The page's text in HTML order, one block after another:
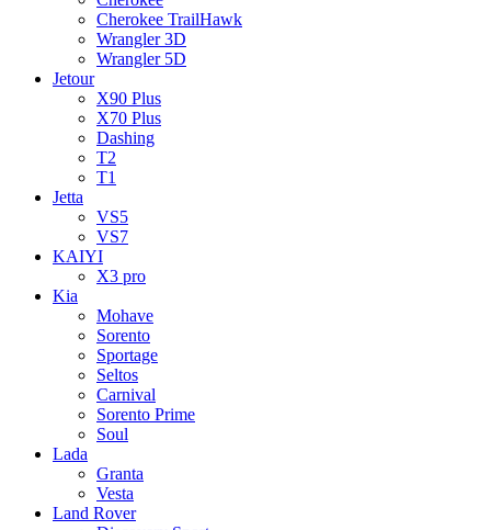
Cherokee TrailHawk
Wrangler 3D
Wrangler 5D
Jetour
X90 Plus
X70 Plus
Dashing
T2
T1
Jetta
VS5
VS7
KAIYI
X3 pro
Kia
Mohave
Sorento
Sportage
Seltos
Carnival
Sorento Prime
Soul
Lada
Granta
Vesta
Land Rover